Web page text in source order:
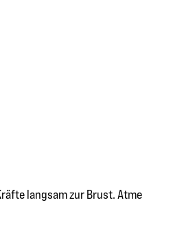
langsam zur Brust. Atme